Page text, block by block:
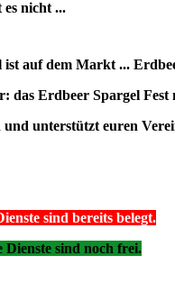
nicht ...
ist auf dem Markt ...
das Erdbeer Spargel
und unterstützt euren
sind bereits belegt.
sind noch frei.